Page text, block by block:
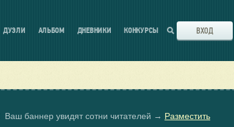
ДУЭЛИ АЛЬБОМ ДНЕВНИКИ КОНКУРСЫ ВХОД
Ваш баннер увидят сотни читателей → Разместить